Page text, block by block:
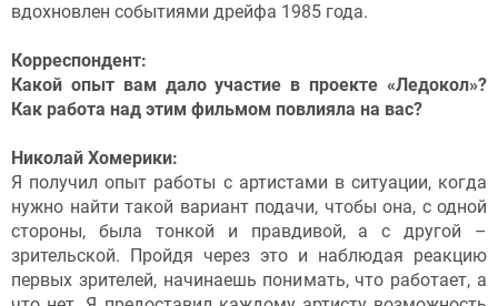
вдохновлен событиями дрейфа 1985 года.
Корреспондент:
Какой опыт вам дало участие в проекте «Ледокол»?
Как работа над этим фильмом повлияла на вас?
Николай Хомерики:
Я получил опыт работы с артистами в ситуации, когда
нужно найти такой вариант подачи, чтобы она, с одной
стороны, была тонкой и правдивой, а с другой –
зрительской. Пройдя через это и наблюдая реакцию
первых зрителей, начинаешь понимать, что работает, а